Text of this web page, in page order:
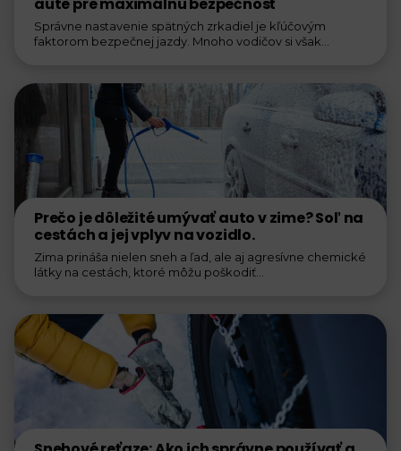
Správne nastavenie spätných zrkadiel je kľúčovým
faktorom bezpečnej jazdy. Mnoho vodičov si však
Prečo je dôležité umývať auto v zime? Soľ na
cestách a jej vplyv na vozidlo.
Zima prináša nielen sneh a ľad, ale aj agresívne chemické
látky na cestách, ktoré môžu poškodiť...